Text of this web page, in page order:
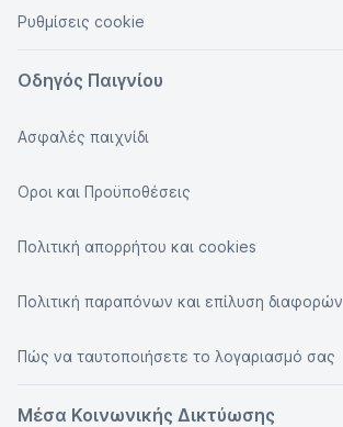
Ρυθμίσεις cookie
Οδηγός Παιγνίου
Ασφαλές παιχνίδι
Οροι και Προϋποθέσεις
Πολιτική απορρήτου και cookies
Πολιτική παραπόνων και επίλυση διαφορών
Πώς να ταυτοποιήσετε το λογαριασμό σας
Μέσα Κοινωνικής Δικτύωσης